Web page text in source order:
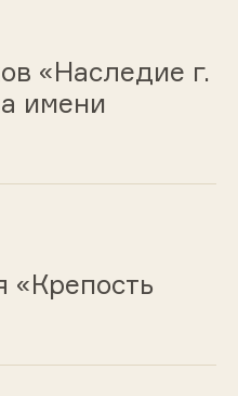
«Наследие г.
имени
«Крепость